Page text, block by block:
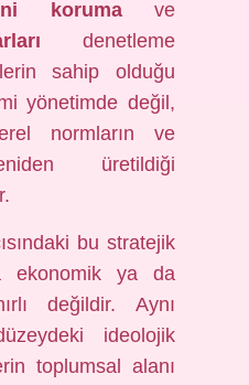
korumave
denetleme
sahip olduğu
yönetimde değil,
normların ve
üretildiği
bu stratejik
ekonomik ya da
değildir. Aynı
ideolojik
toplumsal alanı